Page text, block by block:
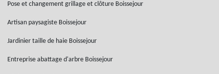
Pose et changement grillage et clôture Boissejour
Artisan paysagiste Boissejour
Jardinier taille de haie Boissejour
Entreprise abattage d'arbre Boissejour